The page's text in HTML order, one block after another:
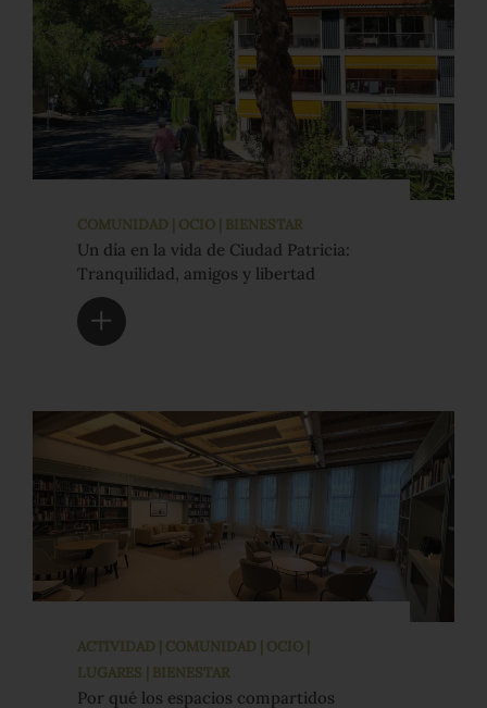
COMUNIDAD | OCIO | BIENESTAR
Un día en la vida de Ciudad Patricia:
Tranquilidad, amigos y libertad
ACTIVIDAD | COMUNIDAD | OCIO |
LUGARES | BIENESTAR
Por qué los espacios compartidos